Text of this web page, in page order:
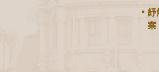
紓
案